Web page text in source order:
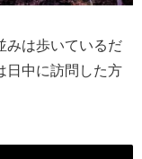
みは歩いているだ
日中に訪問した方